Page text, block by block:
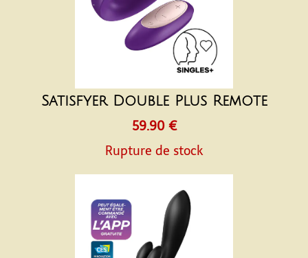
Satisfyer Double Plus Remote
59.90 €
Rupture de stock